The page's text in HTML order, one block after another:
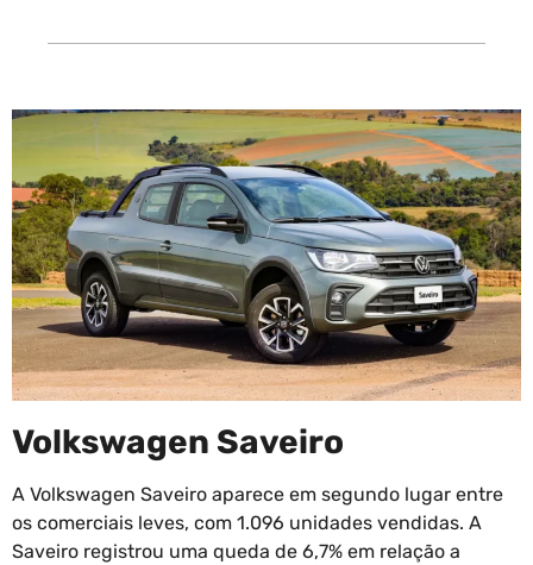
Volkswagen Saveiro
A Volkswagen Saveiro aparece em segundo lugar entre
os comerciais leves, com 1.096 unidades vendidas. A
Saveiro registrou uma queda de 6,7% em relação a